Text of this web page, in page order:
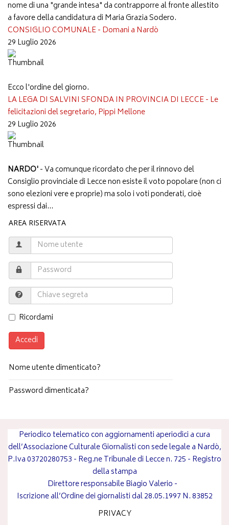
nome di una "grande intesa" da contrapporre al fronte allestito
a favore della candidatura di Maria Grazia Sodero.
CONSIGLIO COMUNALE - Domani a Nardò
29 Luglio 2026
Ecco l'ordine del giorno.
LA LEGA DI SALVINI SFONDA IN PROVINCIA DI LECCE - Le
felicitazioni del segretario, Pippi Mellone
29 Luglio 2026
NARDO'- Va comunque ricordato che per il rinnovo del
Consiglio provinciale di Lecce non esiste il voto popolare (non ci
sono elezioni vere e proprie) ma solo i voti ponderati, cioè
espressi dai...
AREA RISERVATA
Ricordami
Accedi
Nome utente dimenticato?
Password dimenticata?
Periodico telematico con aggiornamenti aperiodici a cura
dell’Associazione Culturale Giornalisti con sede legale a Nardò,
P.Iva 03720280753 - Reg.ne Tribunale di Lecce n. 725 - Registro
della stampa
Direttore responsabileBiagio Valerio -
Iscrizione all’Ordine dei giornalisti dal 28.05.1997 N. 83852
PRIVACY